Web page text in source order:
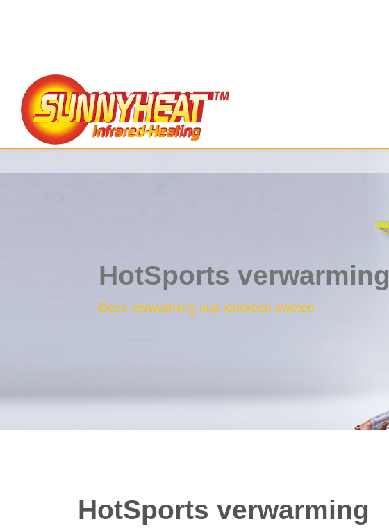
HotSports verwarming
Deze verwarming laat iedereen zweten
HotSports verwarming